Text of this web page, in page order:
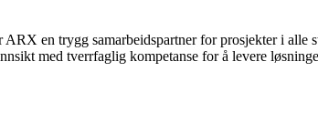
en trygg samarbeidspartner for prosjekter i
med tverrfaglig kompetanse for å levere